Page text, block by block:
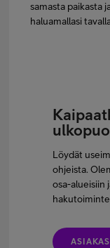
samasta paikasta
haluamallasi
Löydät
ohjeista.
osa-alueisiin